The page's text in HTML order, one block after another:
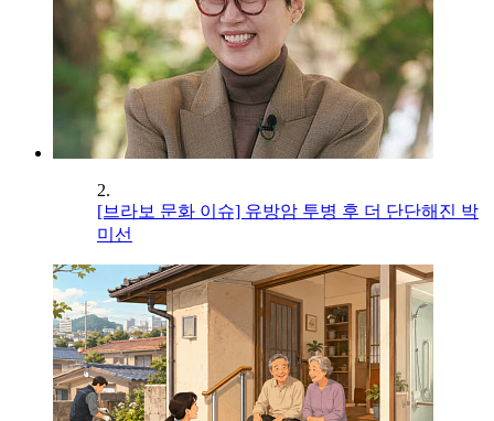
2.
[브라보 문화 이슈] 유방암 투병 후 더 단단해진 박
미선